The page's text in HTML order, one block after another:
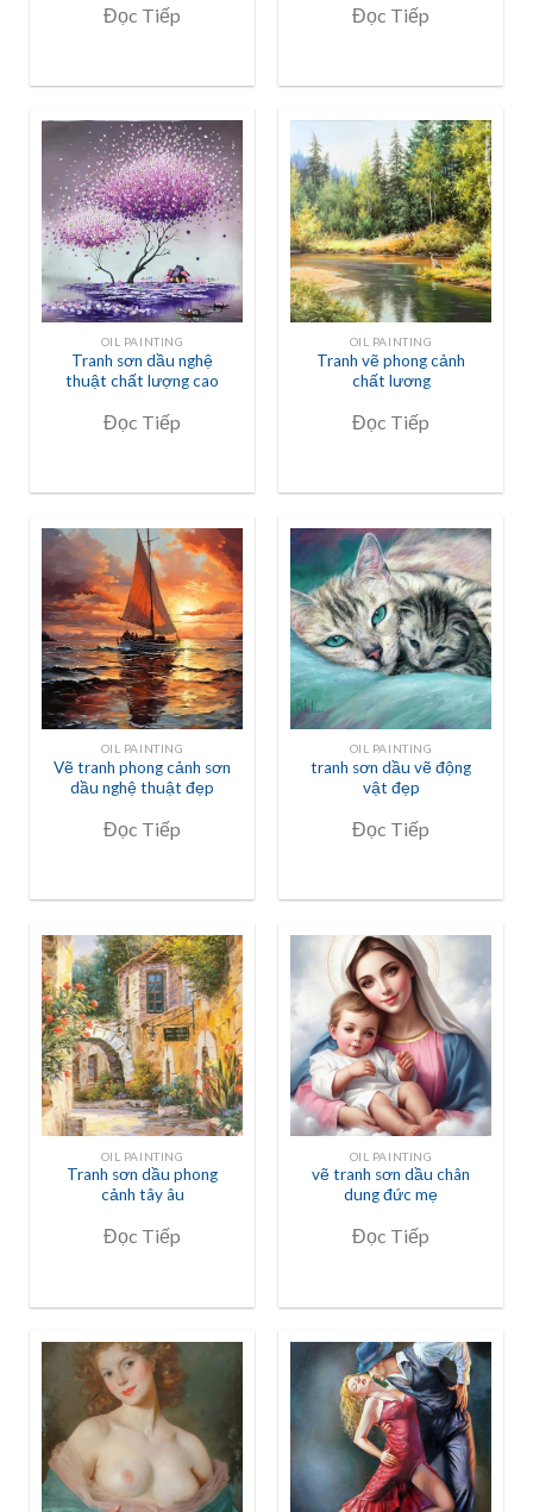
Đọc Tiếp Đọc Tiếp
OIL PAINTING
Tranh sơn dầu nghệ
thuật chất lượng cao
Đọc Tiếp
OIL PAINTING
Tranh vẽ phong cảnh
chất lương
Đọc Tiếp
OIL PAINTING
Vẽ tranh phong cảnh sơn
dầu nghệ thuật đẹp
Đọc Tiếp
OIL PAINTING
tranh sơn dầu vẽ động
vật đẹp
Đọc Tiếp
OIL PAINTING
Tranh sơn dầu phong
cảnh tây âu
Đọc Tiếp
OIL PAINTING
vẽ tranh sơn dầu chân
dung đức mẹ
Đọc Tiếp